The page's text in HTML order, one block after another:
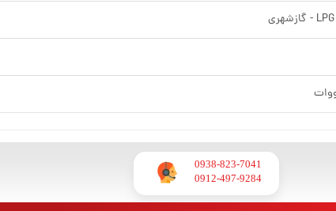
0938-823-7041
​​​​​​​0912-497-9284